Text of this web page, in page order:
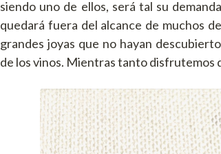
siendo uno de ellos, será tal su
quedará fuera del alcance de muchos
grandes joyas que no hayan
de los vinos. Mientras tanto disfrutemos